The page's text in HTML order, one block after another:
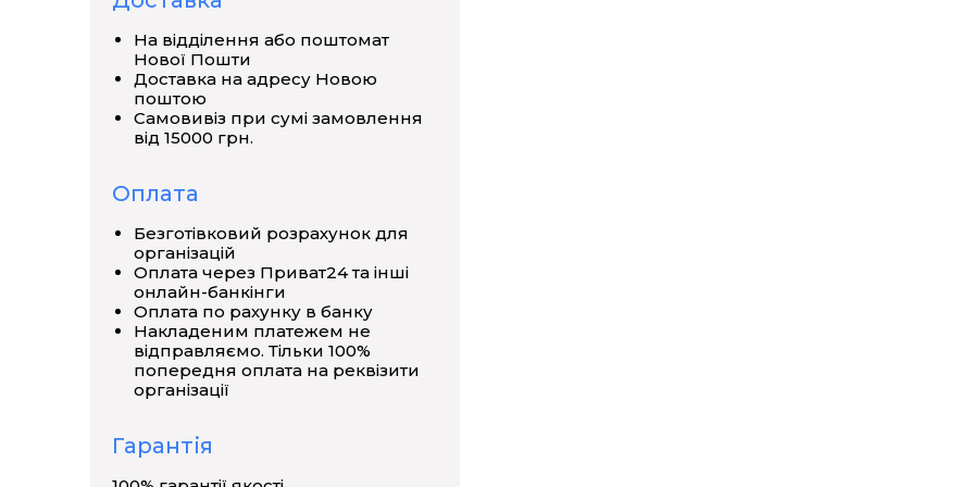
На відділення або поштомат
Нової Пошти
Доставка на адресу Новою
поштою
Самовивіз при сумі замовлення
від 15000 грн.
Оплата
Безготівковий розрахунок для
організацій
Оплата через Приват24 та інші
онлайн-банкінги
Оплата по рахунку в банку
Накладеним платежем не
відправляємо. Тільки 100%
попередня оплата на реквізити
організації
Гарантія